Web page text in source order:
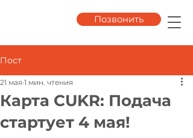
Позвонить
Пост
Карта CUKR: Подача
стартует 4 мая!
21 мая 1 мин. чтения